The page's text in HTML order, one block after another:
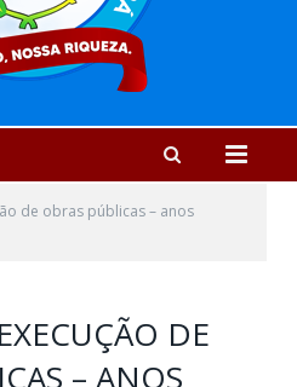
de obras públicas – anos
DE
– ANOS